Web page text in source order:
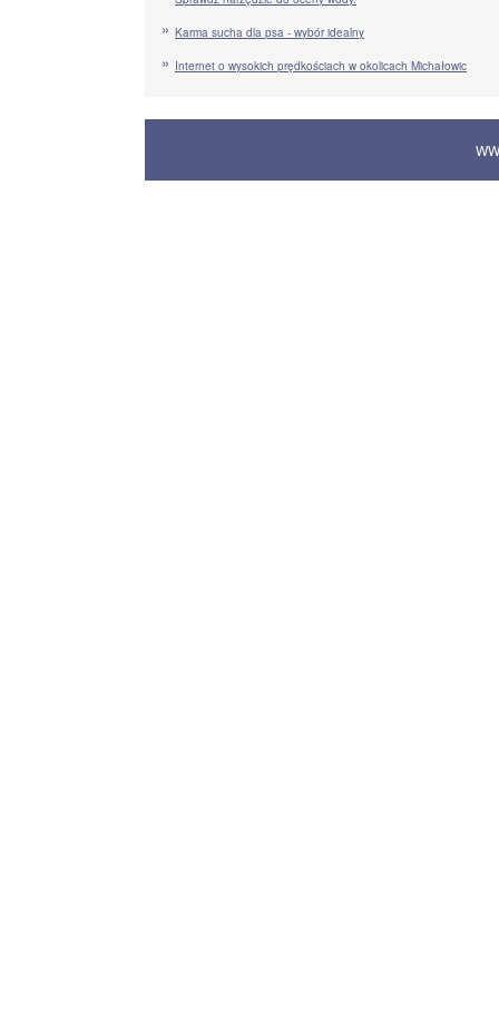
Karma sucha dla psa - wybór idealny
Internet o wysokich prędkościach w okolicach Michałowic